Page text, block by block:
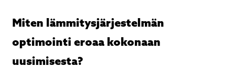
Miten lämmitysjärjestelmän
optimointi eroaa kokonaan
uusimisesta?